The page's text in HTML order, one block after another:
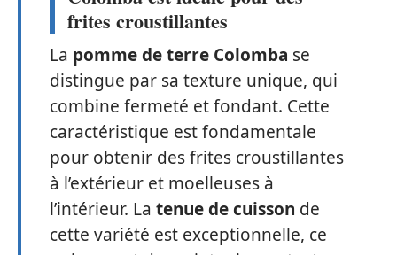
frites croustillantes
La pomme de terre Colomba se
distingue par sa texture unique, qui
combine fermeté et fondant. Cette
caractéristique est fondamentale
pour obtenir des frites croustillantes
à l’extérieur et moelleuses à
l’intérieur. La tenue de cuisson de
cette variété est exceptionnelle, ce